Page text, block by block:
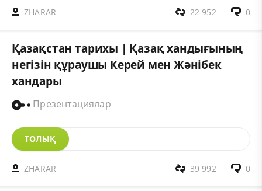
ZHARAR 0
22 952
Қазақстан тарихы | Қазақ хандығының
негізін құраушы Керей мен Жәнібек
хандары
Презентациялар
ТОЛЫҚ
ZHARAR 0
39 992